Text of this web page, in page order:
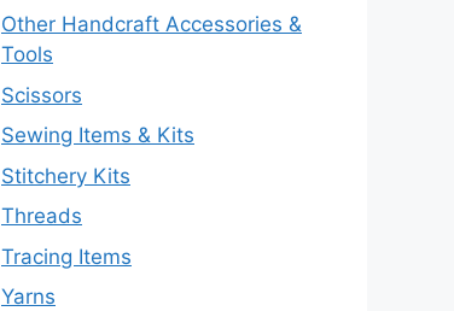
Other Handcraft Accessories &
Tools
Scissors
Sewing Items & Kits
Stitchery Kits
Threads
Tracing Items
Yarns